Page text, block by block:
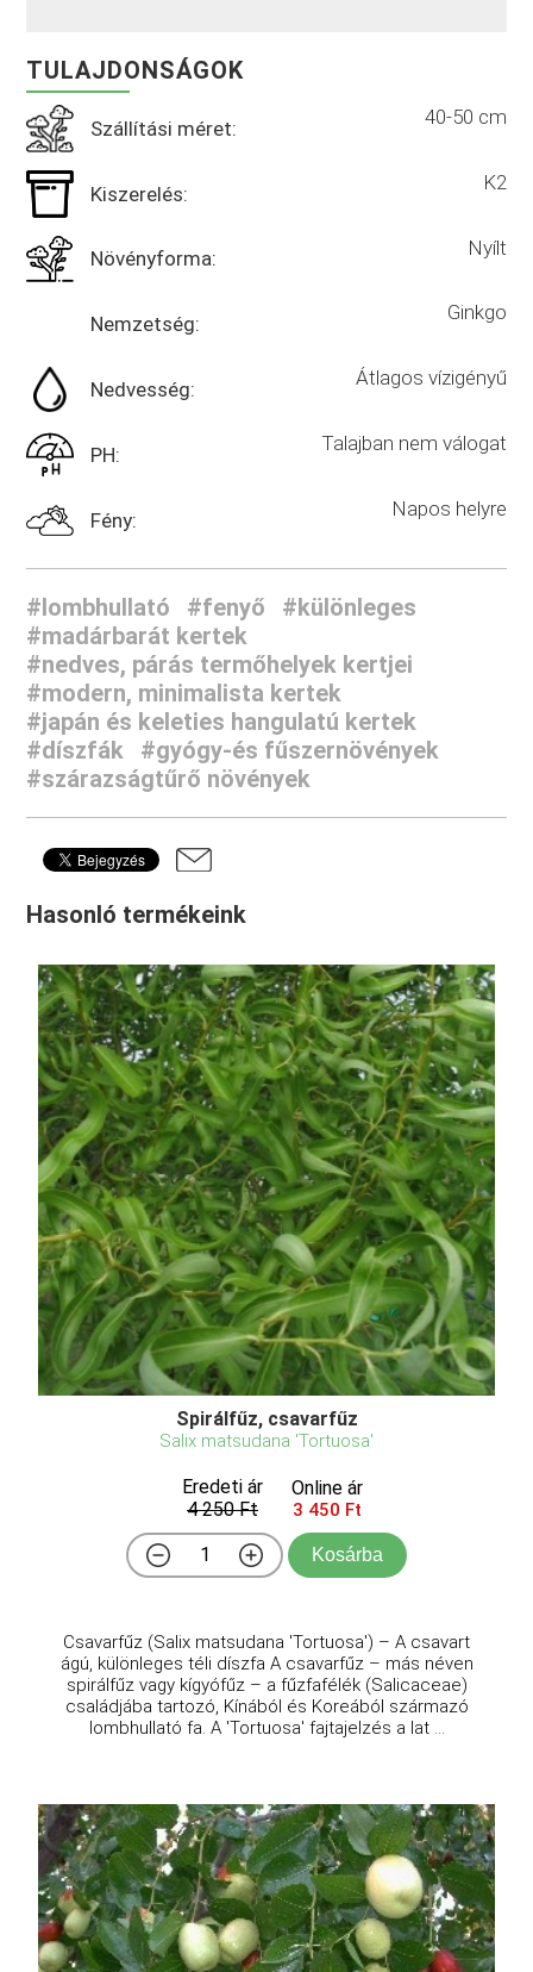
TULAJDONSÁGOK
Szállítási méret: 40-50 cm
Kiszerelés: K2
Növényforma: Nyílt
Nemzetség: Ginkgo
Nedvesség: Átlagos vízigényű
PH: Talajban nem válogat
Fény: Napos helyre
#lombhullató #fenyő
#különleges
#madárbarát kertek
#nedves, párás termőhelyek kertjei
#modern, minimalista kertek
#japán és keleties hangulatú kertek
#díszfák
#gyógy-és fűszernövények
#szárazságtűrő növények
Hasonló termékeink
Spirálfűz, csavarfűz
Salix matsudana 'Tortuosa'
Eredeti ár
4 250 Ft
Online ár
3 450 Ft
Kosárba
Csavarfűz (Salix matsudana 'Tortuosa') – A csavart
ágú, különleges téli díszfa A csavarfűz – más néven
spirálfűz vagy kígyófűz – a fűzfafélék (Salicaceae)
családjába tartozó, Kínából és Koreából származó
lombhullató fa. A 'Tortuosa' fajtajelzés a lat ...